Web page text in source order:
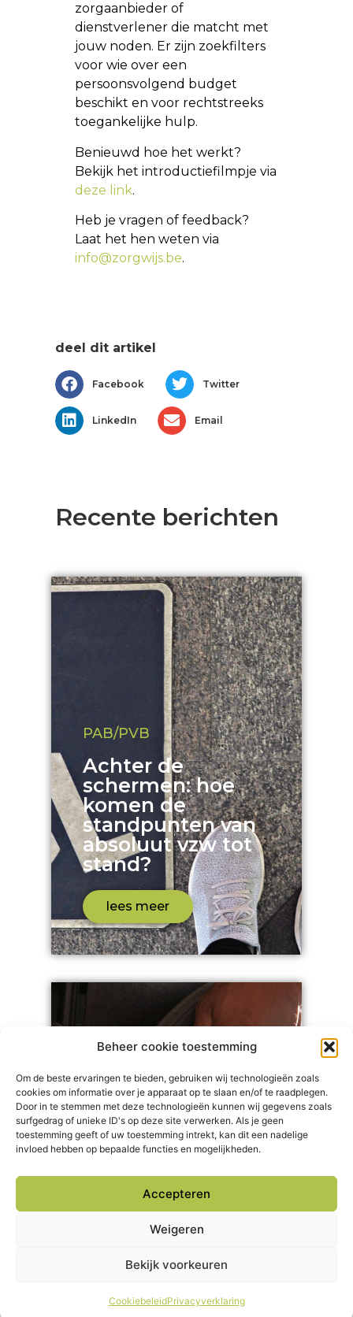
Toolbar openen
Beheer cookie toestemming
Om de beste ervaringen te bieden, gebruiken wij technologieën zoals
cookies om informatie over je apparaat op te slaan en/of te raadplegen.
Door in te stemmen met deze technologieën kunnen wij gegevens zoals
surfgedrag of unieke ID's op deze site verwerken. Als je geen
toestemming geeft of uw toestemming intrekt, kan dit een nadelige
invloed hebben op bepaalde functies en mogelijkheden.
Accepteren
Weigeren
Bekijk voorkeuren
CookiebeleidPrivacyverklaring
zorgaanbieder of
dienstverlener die matcht met
jouw noden. Er zijn zoekfilters
voor wie over een
persoonsvolgend budget
beschikt en voor rechtstreeks
toegankelijke hulp.
Benieuwd hoe het werkt?
Bekijk het introductiefilmpje via
deze link.
Heb je vragen of feedback?
Laat het hen weten via
info@zorgwijs.be.
deel dit artikel
Facebook Twitter
LinkedIn Email
Recente berichten
PAB/PVB
Achter de
schermen: hoe
komen de
standpunten van
absoluut vzw tot
stand?
lees meer
PAB/PVB
Flexi-jobs en
PAB/PVB?
lees meer